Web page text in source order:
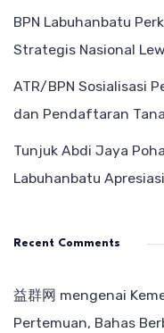
BPN Labuhanbatu
Strategis Nasional
ATR/BPN Sosialisasi
dan Pendaftaran
Tunjuk Abdi Jaya
Labuhanbatu
Recent Comments
益群网 mengenai
Pertemuan, Bahas